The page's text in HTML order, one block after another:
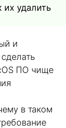
их удалить
и
ПО чище
в таком